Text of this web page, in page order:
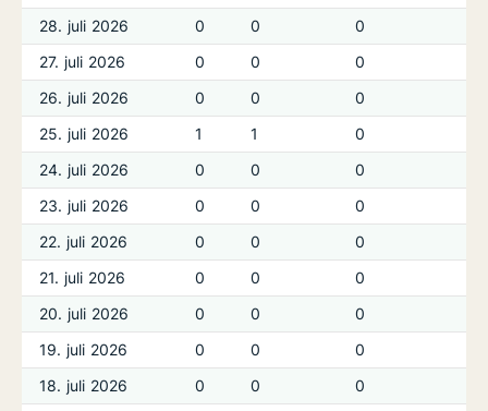
28. juli 2026
0 0 0
27. juli 2026
0 0 0
26. juli 2026
0 0 0
25. juli 2026
1 1 0
24. juli 2026
0 0 0
23. juli 2026
0 0 0
22. juli 2026
0 0 0
21. juli 2026
0 0 0
20. juli 2026
0 0 0
19. juli 2026
0 0 0
18. juli 2026
0 0 0